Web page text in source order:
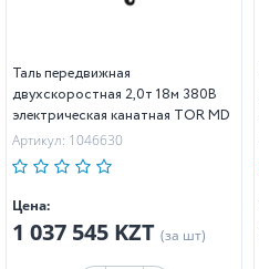
Таль передвижная
двухскоростная 2,0т 18м 380В
электрическая канатная TOR MD
Артикул: 1046630
Цена:
1 037 545 KZT (за шт)